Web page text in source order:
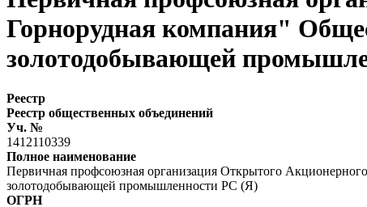
Горнорудная компания"
золотодобывающей
Реестр
Реестр общественных объединений
Уч. №
1412110339
Полное наименование
Первичная профсоюзная организация Открытого
золотодобывающей промышленности РС (Я)
ОГРН